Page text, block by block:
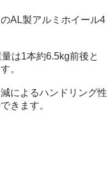
AL製アルミホイール4
は1本約6.5kg前後と
。
によるハンドリング性
きます。